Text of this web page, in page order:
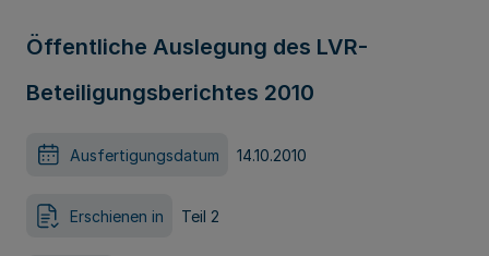
Öffentliche Auslegung des LVR-
Beteiligungsberichtes 2010
Ausfertigungsdatum 14.10.2010
Erschienen in Teil 2